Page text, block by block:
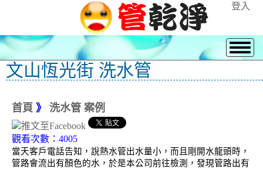
登入
文山恆光街 洗水管
首頁 》 洗水管 案例
觀看次數：4005
當天客戶電話告知，說熱水管出水量小，而且剛開水龍頭時，
管路會流出有顏色的水，於是本公司前往檢測，發現管路出有